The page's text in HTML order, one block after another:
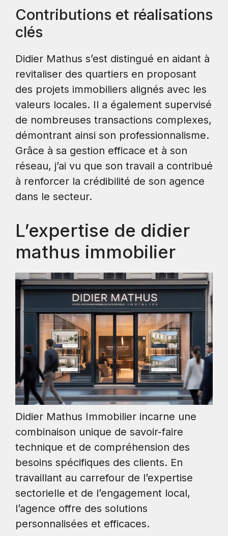
Contributions et réalisations
clés
Didier Mathus s’est distingué en aidant à
revitaliser des quartiers en proposant
des projets immobiliers alignés avec les
valeurs locales. Il a également supervisé
de nombreuses transactions complexes,
démontrant ainsi son professionnalisme.
Grâce à sa gestion efficace et à son
réseau, j’ai vu que son travail a contribué
à renforcer la crédibilité de son agence
dans le secteur.
L’expertise de didier
mathus immobilier
Didier Mathus Immobilier incarne une
combinaison unique de savoir-faire
technique et de compréhension des
besoins spécifiques des clients. En
travaillant au carrefour de l’expertise
sectorielle et de l’engagement local,
l’agence offre des solutions
personnalisées et efficaces.